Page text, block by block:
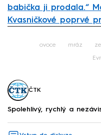
babička ji prodala.“
Kvasničkové poprvé
ovoce mráz
ČTK
Spolehlivý, rychlý a